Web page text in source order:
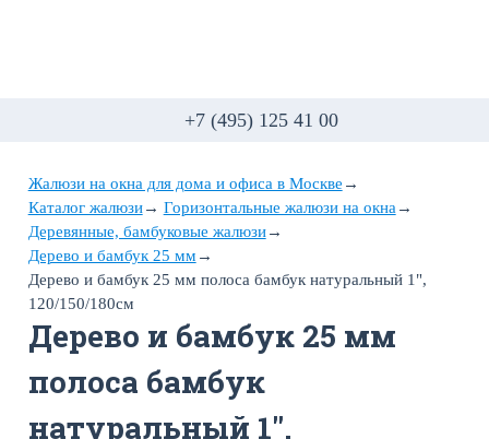
+7 (495) 125 41 00
Жалюзи на окна для дома и офиса в Москве →
Каталог жалюзи→ Горизонтальные жалюзи на окна →
Деревянные, бамбуковые жалюзи→
Дерево и бамбук 25 мм →
Дерево и бамбук 25 мм полоса бамбук натуральный 1",
120/150/180см
Дерево и бамбук 25 мм
полоса бамбук
натуральный 1",